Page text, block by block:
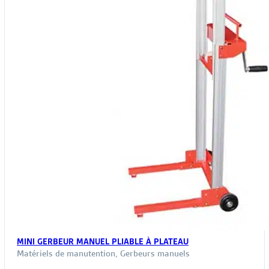
MINI GERBEUR MANUEL PLIABLE À PLATEAU
Matériels de manutention, Gerbeurs manuels